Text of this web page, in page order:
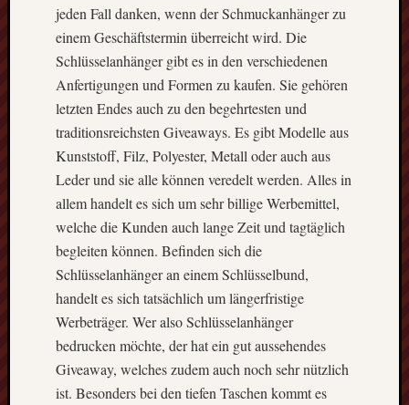
jeden Fall danken, wenn der Schmuckanhänger zu
einem Geschäftstermin überreicht wird. Die
Schlüsselanhänger gibt es in den verschiedenen
Anfertigungen und Formen zu kaufen. Sie gehören
letzten Endes auch zu den begehrtesten und
traditionsreichsten Giveaways. Es gibt Modelle aus
Kunststoff, Filz, Polyester, Metall oder auch aus
Leder und sie alle können veredelt werden. Alles in
allem handelt es sich um sehr billige Werbemittel,
welche die Kunden auch lange Zeit und tagtäglich
begleiten können. Befinden sich die
Schlüsselanhänger an einem Schlüsselbund,
handelt es sich tatsächlich um längerfristige
Werbeträger. Wer also Schlüsselanhänger
bedrucken möchte, der hat ein gut aussehendes
Giveaway, welches zudem auch noch sehr nützlich
ist. Besonders bei den tiefen Taschen kommt es